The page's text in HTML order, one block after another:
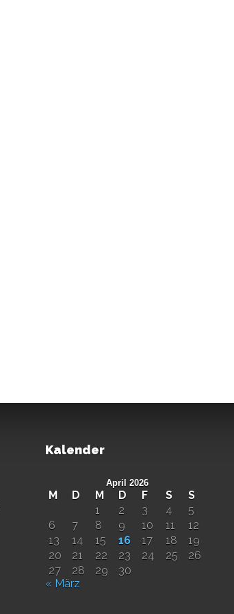
Kalender
April 2026
M D M D F S
S
1
2 3 4
5
6
7 8 9 10 11
12
13
14 15 16 17 18
19
20
21 22 23 24 25
26
27
28 29
30
« März